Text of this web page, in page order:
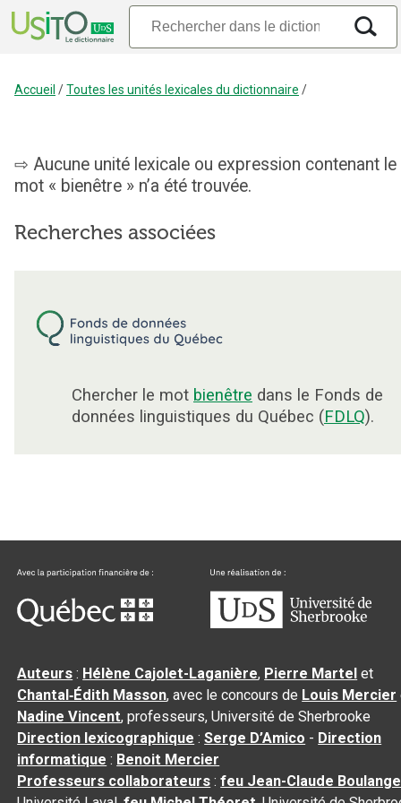
Accueil /Toutes les unités lexicales du dictionnaire /
Aucune unité lexicale ou expression contenant le
mot « bienêtre » n’a été trouvée.
Recherches associées
Chercher le mot bienêtre dans le Fonds de
données linguistiques du Québec (FDLQ).
Auteurs : Hélène Cajolet-Laganière, Pierre Martel et
Chantal‑Édith Masson, avec le concours de Louis Mercier
Nadine Vincent, professeurs, Université de Sherbrooke
Direction lexicographique :Serge D’Amico - Direction
informatique : Benoit Mercier
Professeurs collaborateurs :feu Jean-Claude